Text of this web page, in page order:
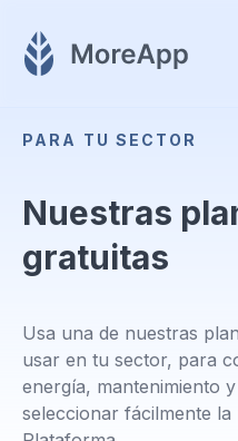
PARA TU SECTOR
Nuestras
gratuitas
Usa una de nuestras
usar en tu sector, para
energía, mantenimiento
seleccionar fácilmente la